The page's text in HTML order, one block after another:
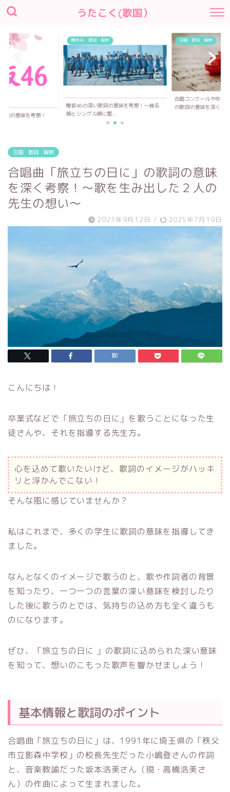
うたこく(歌国）
合唱 歌詞 解釈
合唱コンクールや卒業式で歌われる合唱曲
の歌詞の意味を深く...
合唱 歌詞 解釈
合唱曲「旅立ちの日に」の歌詞の意味
を深く考察！〜歌を生み出した２人の
先生の想い〜
2021年9月12日 / 2025年7月19日
こんにちは！
卒業式などで「旅立ちの日に」を歌うことになった生
徒さんや、それを指導する先生方。
心を込めて歌いたいけど、歌詞のイメージがハッキ
リと浮かんでこない！
そんな風に感じていませんか？
私はこれまで、多くの学生に歌詞の意味を指導してき
ました。
なんとなくのイメージで歌うのと、歌や作詞者の背景
を知ったり、一つ一つの言葉の深い意味を検討したり
した後に歌うのとでは、気持ちの込め方も全く違うも
のになります。
ぜひ、「旅立ちの日に 」の歌詞に込められた深い意味
を知って、想いのこもった歌声を響かせましょう！
基本情報と歌詞のポイント
合唱曲「旅立ちの日に」は、1991年に埼玉県の「秩父
市立影森中学校」の校長先生だった小嶋登さんの作詞
と、音楽教諭だった坂本浩美さん（現・高橋浩美さ
ん）の作曲によって生まれました。